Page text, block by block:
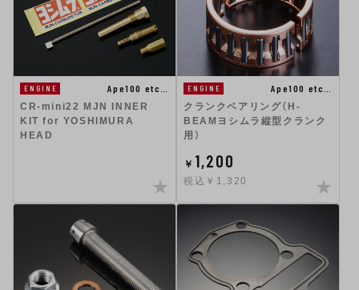
ENGINE
Ape100 etc…
CR-mini22 MJN INNER
KIT for YOSHIMURA
HEAD
ENGINE
Ape100 etc…
クランクベアリング（H-
BEAMヨシムラ縦型クランク
用）
￥ 1,200
税込￥1,320